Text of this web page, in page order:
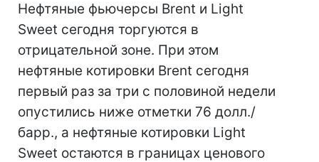
Нефтяные фьючерсы Brent и Light
Sweet сегодня торгуются в
отрицательной зоне. При этом
нефтяные котировки Brent сегодня
первый раз за три с половиной недели
опустились ниже отметки 76 долл./
барр., а нефтяные котировки Light
Sweet остаются в границах ценового